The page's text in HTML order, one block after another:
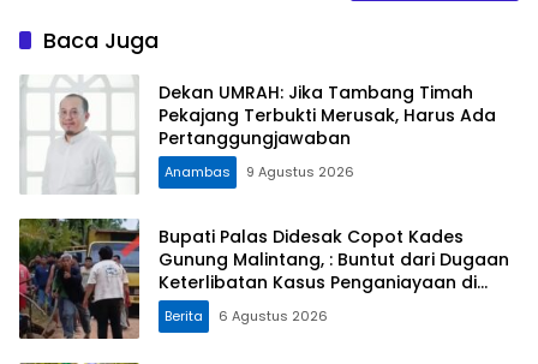
Baca Juga
Dekan UMRAH: Jika Tambang Timah
Pekajang Terbukti Merusak, Harus Ada
Pertanggungjawaban
Anambas 9 Agustus 2026
Bupati Palas Didesak Copot Kades
Gunung Malintang, : Buntut dari Dugaan
Keterlibatan Kasus Penganiayaan di
Dusun Balaka
Berita 6 Agustus 2026